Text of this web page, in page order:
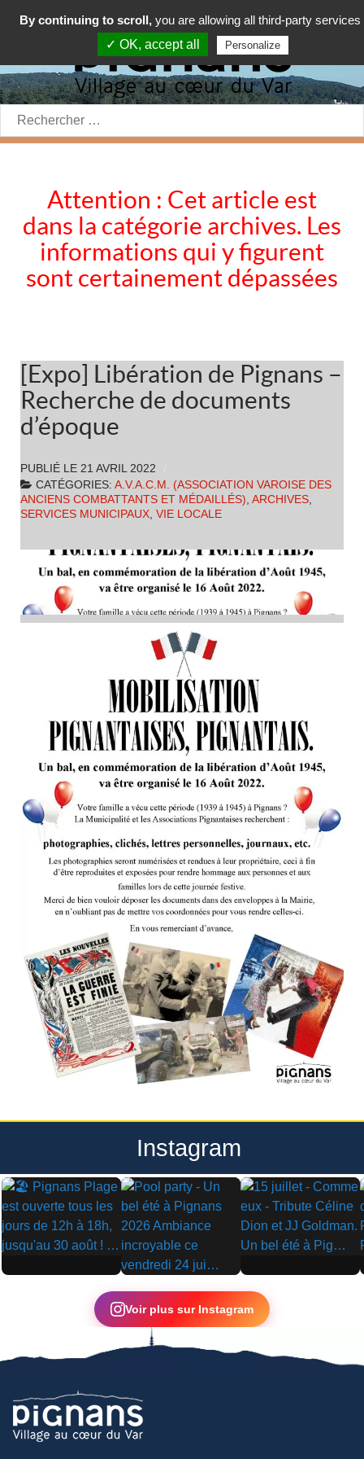
Rechercher:
Attention : Cet article est
dans la catégorie archives. Les
informations qui y figurent
sont certainement dépassées
[Expo] Libération de Pignans –
Recherche de documents
d’époque
PUBLIÉ LE 21 AVRIL 2022
CATÉGORIES: A.V.A.C.M. (ASSOCIATION VAROISE DES
ANCIENS COMBATTANTS ET MÉDAILLÉS), ARCHIVES,
SERVICES MUNICIPAUX, VIE LOCALE
Instagram
▶
▶
▶
Voir plus sur Instagram
By continuing to scroll, you are allowing all third-party services
✓ OK, accept all
Personalize